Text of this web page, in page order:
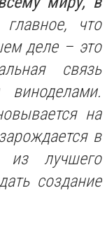
что
деле – это
связь
на
в
из лучшего
создание